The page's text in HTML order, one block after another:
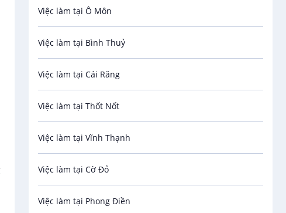
An toàn lao động
Bảo hiểm
Biên phiên dịch
Bưu chính viễn thông
Cơ khí
Công nghệ sinh học
Công nghệ thực phẩm
Việc làm tại Ô Môn
Việc làm tại Bình Thuỷ
Việc làm tại Cái Răng
Việc làm tại Thốt Nốt
Việc làm tại Vĩnh Thạnh
Việc làm tại Cờ Đỏ
Việc làm tại Phong Điền